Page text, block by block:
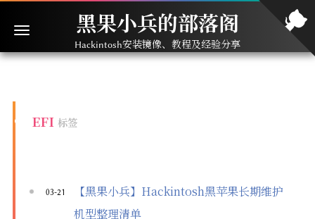
黑果小兵的部落阁
Hackintosh安装镜像、教程及经验分享
EFI 标签
【黑果小兵】Hackintosh黑苹果长期维护
机型整理清单
03-21